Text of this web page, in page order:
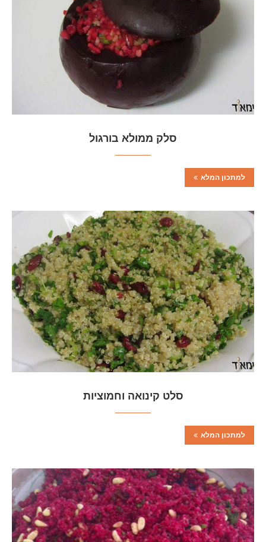
סלק ממולא בורגול
למתכון המלא
סלט קינואה וחמוציות
למתכון המלא